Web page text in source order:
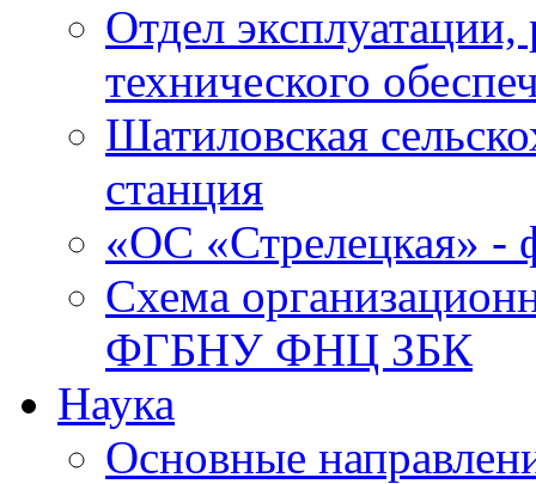
Отдел
технического
Шатиловская
станция
«ОС «Стрелецкая»
Схема
ФГБНУ ФНЦ ЗБК
Наука
Основные